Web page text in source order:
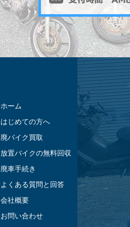
ホーム
はじめての方へ
廃バイク買取
放置バイクの無料回収
廃車手続き
よくある質問と回答
会社概要
お問い合わせ